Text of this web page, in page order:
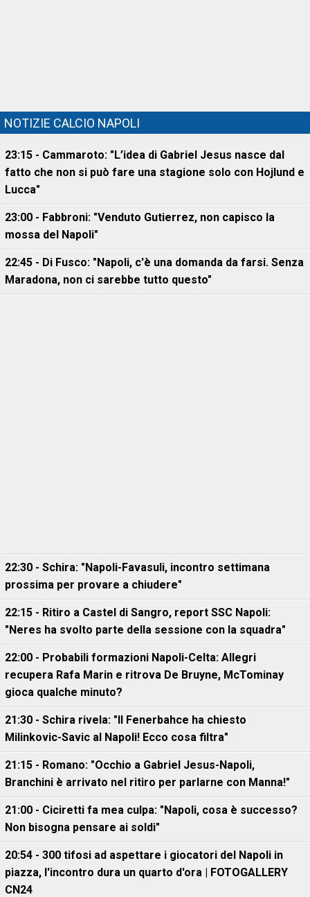
NOTIZIE CALCIO NAPOLI
23:15 - Cammaroto: "L’idea di Gabriel Jesus nasce dal
fatto che non si può fare una stagione solo con Hojlund e
Lucca"
23:00 - Fabbroni: "Venduto Gutierrez, non capisco la
mossa del Napoli"
22:45 - Di Fusco: "Napoli, c'è una domanda da farsi. Senza
Maradona, non ci sarebbe tutto questo"
22:30 - Schira: "Napoli-Favasuli, incontro settimana
prossima per provare a chiudere"
22:15 - Ritiro a Castel di Sangro, report SSC Napoli:
"Neres ha svolto parte della sessione con la squadra"
22:00 - Probabili formazioni Napoli-Celta: Allegri
recupera Rafa Marin e ritrova De Bruyne, McTominay
gioca qualche minuto?
21:30 - Schira rivela: "Il Fenerbahce ha chiesto
Milinkovic-Savic al Napoli! Ecco cosa filtra"
21:15 - Romano: "Occhio a Gabriel Jesus-Napoli,
Branchini è arrivato nel ritiro per parlarne con Manna!"
21:00 - Ciciretti fa mea culpa: "Napoli, cosa è successo?
Non bisogna pensare ai soldi"
20:54 - 300 tifosi ad aspettare i giocatori del Napoli in
piazza, l'incontro dura un quarto d'ora | FOTOGALLERY
CN24